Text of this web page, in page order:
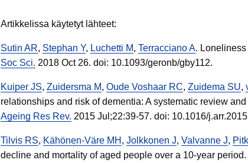
Artikkelissa käytetyt lähteet:
Sutin AR, Stephan Y, Luchetti M, Terracciano A.
Soc Sci. 2018 Oct 26. doi: 10.1093/geronb/gby112.
Kuiper JS, Zuidersma M, Oude Voshaar RC, Zuidema SU,
relationships and risk of dementia: A systematic review
Ageing Res Rev. 2015 Jul;22:39-57. doi: 10.1016/
Tilvis RS, Kähönen-Väre MH , Jolkkonen J, Valvanne J,
decline and mortality of aged people over a 10-year period.